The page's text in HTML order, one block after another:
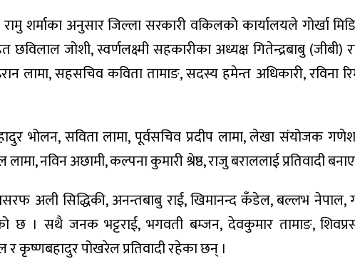
शर्माका अनुसार जिल्ला सरकारी वकिलको कार्यालयले गोर्खा
जोशी, स्वर्णलक्ष्मी सहकारीका अध्यक्ष गितेन्द्रबाबु (जीबी)
लामा, सहसचिव कविता तामाङ, सदस्य हमेन्त अधिकारी, रविना
भोलन, सविता लामा, पूर्वसचिव प्रदीप लामा, लेखा संयोजक
नविन अछामी, कल्पना कुमारी श्रेष्ठ, राजु बराललाई प्रतिवादी
अली सिद्धिकी, अनन्तबाबु राई, खिमानन्द कँडेल, बल्लभ नेपाल,
छ । सथै जनक भट्टराई, भगवती बम्जन, देवकुमार तामाङ,
र कृष्णबहादुर पोखरेल प्रतिवादी रहेका छन् ।